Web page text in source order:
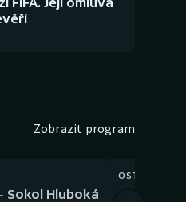
Zobrazit program
Sokol Hluboká
OSTATNÍ